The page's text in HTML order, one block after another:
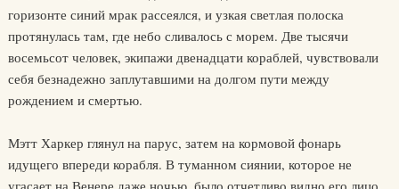
горизонте синий мрак рассеялся, и узкая светлая полоска
протянулась там, где небо сливалось с морем. Две тысячи
восемьсот человек, экипажи двенадцати кораблей, чувствовали
себя безнадежно заплутавшими на долгом пути между
рождением и смертью.
Мэтт Харкер глянул на парус, затем на кормовой фонарь
идущего впереди корабля. В туманном сиянии, которое не
угасает на Венере даже ночью, было отчетливо видно его лицо,